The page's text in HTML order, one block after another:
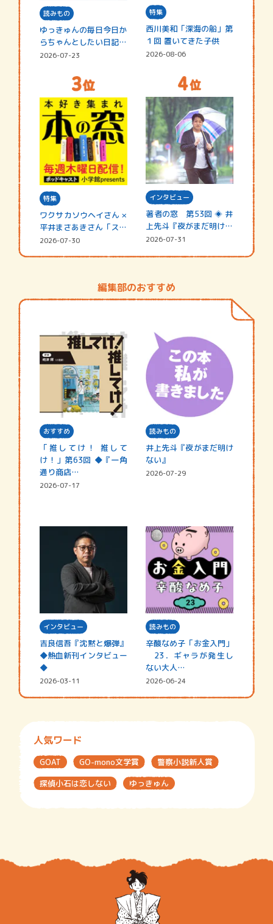
読みもの
ゆっきゅんの毎日今日か
らちゃんとしたい日記
☆202…
2026-07-23
特集
西川美和「深海の船」第
１回 置いてきた子供
2026-08-06
特集
ワクサカソウヘイさん ×
平井まさあきさん「スペ
シャ…
2026-07-30
インタビュー
著者の窓 第53回 ◈ 井
上先斗『夜がまだ明けな
い』
2026-07-31
編集部のおすすめ
おすすめ
「推してけ！ 推して
け！」第63回 ◆『一角
通り商店…
2026-07-17
読みもの
井上先斗『夜がまだ明け
ない』
2026-07-29
インタビュー
吉良信吾『沈黙と爆弾』
◆熱血新刊インタビュー
◆
2026-03-11
読みもの
辛酸なめ子「お金入門」
23．ギャラが発生し
ない大人…
2026-06-24
人気ワード
GOAT GO-mono文学賞
警察小説新人賞
探偵小石は恋しない
ゆっきゅん